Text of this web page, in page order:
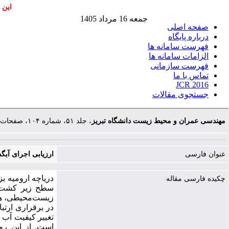
صفحه اصلی
درباره پایگاه
فهرست سامانه ها
الزامات سامانه ها
فهرست سازمانی
تماس با ما
JCR 2016
جستجوی مقالات
جمعه 16 مرداد 1405
مهندسی عمران و محیط زیست دانشگاه تبریز ، جلد ۵۱، شماره ۱۰۴، صفحات ۴۱-۵۳
عنوان فارسی ارزیابی اجرای
چکیده فارسی مقاله
دریاچه ارومیه
سطح زیر کشت
زیست‌محیطی،
در برقراری
تغییر کیفیت
است. از این